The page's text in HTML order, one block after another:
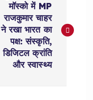
मॉस्को में MP
राजकुमार चाहर
ने रखा भारत का
पक्ष: संस्कृति,
डिजिटल क्रांति
और स्वास्थ्य